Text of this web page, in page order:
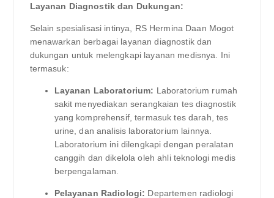
Layanan Diagnostik dan Dukungan:
Selain spesialisasi intinya, RS Hermina Daan Mogot
menawarkan berbagai layanan diagnostik dan
dukungan untuk melengkapi layanan medisnya. Ini
termasuk:
Layanan Laboratorium: Laboratorium rumah
sakit menyediakan serangkaian tes diagnostik
yang komprehensif, termasuk tes darah, tes
urine, dan analisis laboratorium lainnya.
Laboratorium ini dilengkapi dengan peralatan
canggih dan dikelola oleh ahli teknologi medis
berpengalaman.
Pelayanan Radiologi: Departemen radiologi